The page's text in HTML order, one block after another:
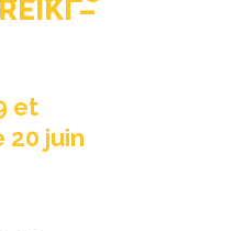
–
et
20 juin